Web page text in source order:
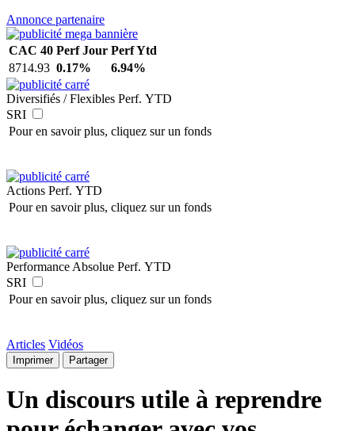
Annonce partenaire
CAC 40 Perf Jour Perf Ytd
8714.93 0.17% 6.94%
Diversifiés / Flexibles Perf. YTD
SRI
Pour en savoir plus, cliquez sur un fonds
Actions Perf. YTD
Pour en savoir plus, cliquez sur un fonds
Performance Absolue Perf. YTD
SRI
Pour en savoir plus, cliquez sur un fonds
Articles Vidéos
Imprimer Partager
Un discours utile à reprendre